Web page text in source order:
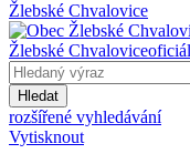
Žlebské Chvalovice
Žlebské Chvalovice
Hledat
rozšířené vyhledávání
Vytisknout